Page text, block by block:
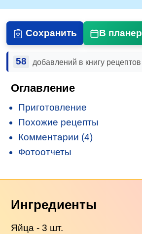
Сохранить В планер
58 добавлений в книгу рецептов
Оглавление
Приготовление
Похожие рецепты
Комментарии (4)
Фотоотчеты
Ингредиенты
Яйца - 3 шт.